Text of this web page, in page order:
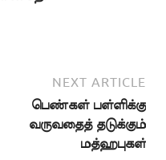
NEXT ARTICLE
பெண்கள் பள்ளிக்கு
வருவதைத் தடுக்கும்
மத்ஹபுகள்